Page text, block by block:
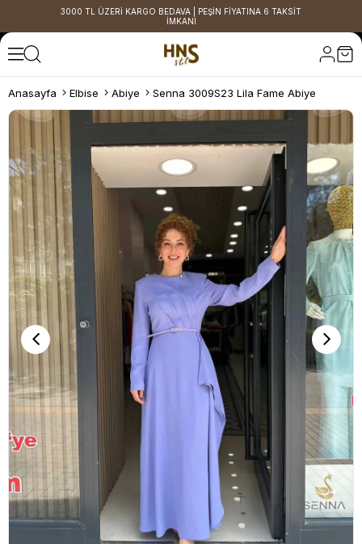
3000 TL ÜZERİ KARGO BEDAVA | PEŞİN FİYATINA 6 TAKSİT
İMKANI
Anasayfa Elbise Abiye Senna 3009S23 Lila Fame Abiye